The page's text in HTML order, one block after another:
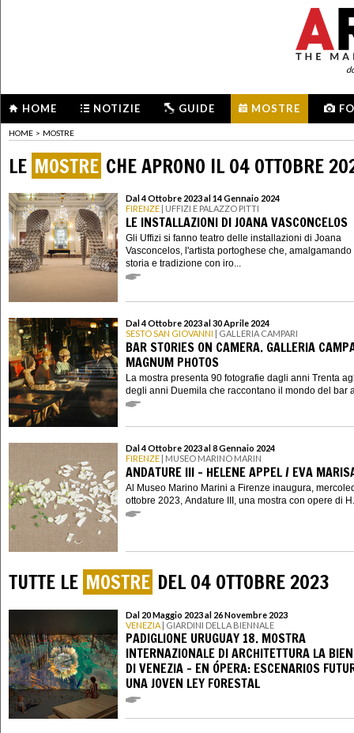
HOME NOTIZIE GUIDE MOSTRE
HOME > MOSTRE
LE MOSTRE CHE APRONO IL 04 OTTOBRE
Dal 4 Ottobre 2023 al 14 Gennaio 2024
FIRENZE | UFFIZI E PALAZZO PITTI
LE INSTALLAZIONI DI JOANA VASCONCELOS
Gli Uffizi si fanno teatro delle installazioni di Joana
Vasconcelos, l'artista portoghese che, amalgamando
storia e tradizione con iro...
Dal 4 Ottobre 2023 al 30 Aprile 2024
SESTO SAN GIOVANNI | GALLERIA CAMPARI
BAR STORIES ON CAMERA. GALLERIA
MAGNUM PHOTOS
La mostra presenta 90 fotografie dagli anni Trenta
degli anni Duemila che raccontano il mondo del bar
Dal 4 Ottobre 2023 al 8 Gennaio 2024
FIRENZE | MUSEO MARINO MARIN
ANDATURE III - HELENE APPEL / EVA
Al Museo Marino Marini a Firenze inaugura,
ottobre 2023, Andature III, una mostra con opere di
TUTTE LE MOSTRE DEL 04 OTTOBRE 2023
Dal 20 Maggio 2023 al 26 Novembre 2023
VENEZIA | GIARDINI DELLA BIENNALE
PADIGLIONE URUGUAY 18. MOSTRA
INTERNAZIONALE DI ARCHITETTURA LA
DI VENEZIA - EN ÓPERA: ESCENARIOS
UNA JOVEN LEY FORESTAL